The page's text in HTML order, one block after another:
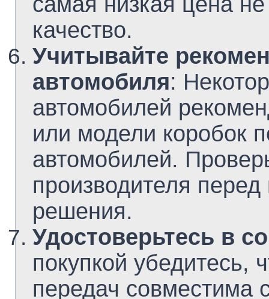
качество.
Учитывайте
автомобиля:
автомобилей
или модели коробок
автомобилей.
производителя
решения.
Удостоверьтесь в
покупкой убедитесь,
передач совместима